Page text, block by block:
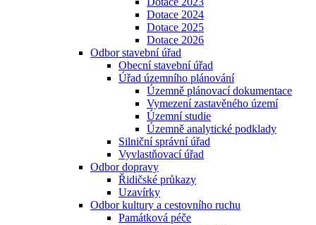
Dotace 2024
Dotace 2025
Dotace 2026
Odbor stavební úřad
Obecní stavební úřad
Úřad územního plánování
Územně plánovací dokumentace
Vymezení zastavěného území
Územní studie
Územně analytické podklady
Silniční správní úřad
Vyvlastňovací úřad
Odbor dopravy
Řidičské průkazy
Uzavírky
Odbor kultury a cestovního ruchu
Památková péče